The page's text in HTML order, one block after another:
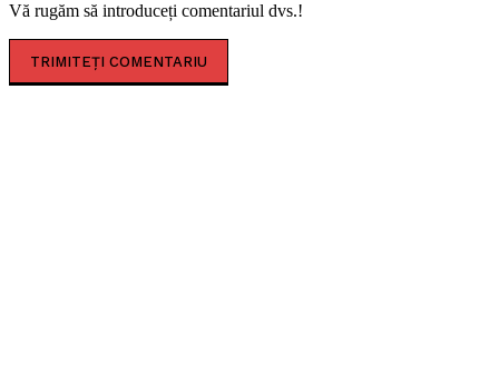
Vă rugăm să introduceți comentariul dvs.!